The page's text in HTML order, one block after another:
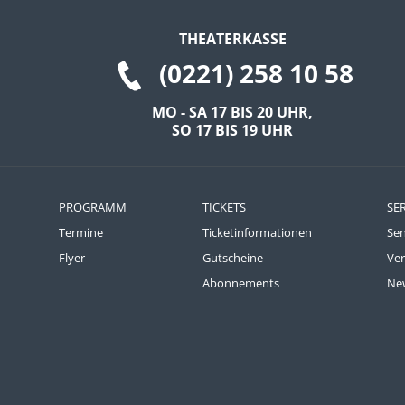
THEATERKASSE
(0221) 258 10 58
MO - SA 17 BIS 20 UHR,
SO 17 BIS 19 UHR
PROGRAMM
Termine
Flyer
TICKETS
Ticketinformationen
Gutscheine
Abonnements
Plattformen anzeigen zu können, werden von
diesen externen Medien Cookies gesetzt.